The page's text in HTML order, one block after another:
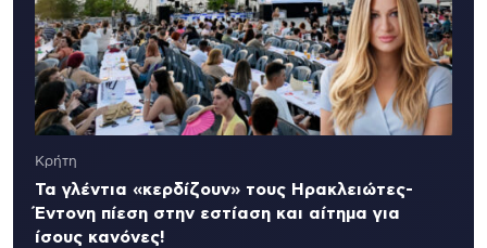
Κρήτη
Τα γλέντια «κερδίζουν» τους Ηρακλειώτες-
Έντονη πίεση στην εστίαση και αίτημα για
ίσους κανόνες!